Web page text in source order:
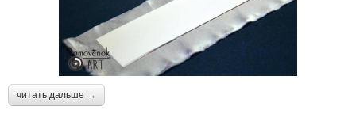
читать дальше →